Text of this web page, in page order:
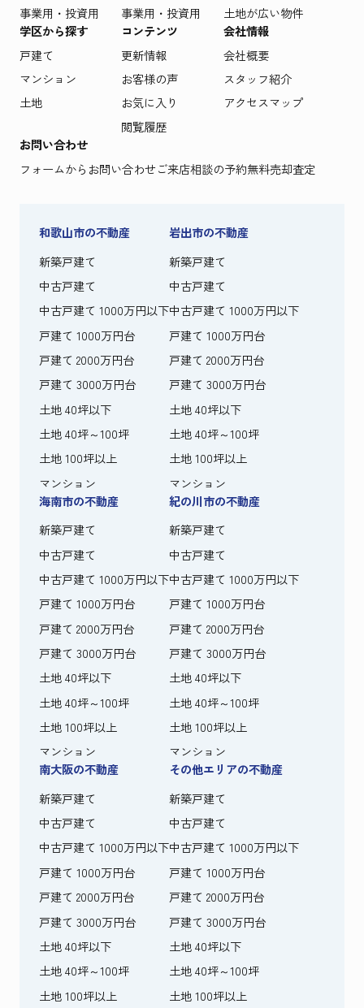
事業用・投資用
事業用・投資用
土地が広い物件
学区から探す
戸建て
マンション
土地
コンテンツ
更新情報
お客様の声
お気に入り
閲覧履歴
会社情報
会社概要
スタッフ紹介
アクセスマップ
お問い合わせ
フォームからお問い合わせご来店相談の予約無料売却査定
和歌山市の不動産
新築戸建て
中古戸建て
中古戸建て 1000万円以下
戸建て 1000万円台
戸建て 2000万円台
戸建て 3000万円台
土地 40坪以下
土地 40坪～100坪
土地 100坪以上
マンション
岩出市の不動産
新築戸建て
中古戸建て
中古戸建て 1000万円以下
戸建て 1000万円台
戸建て 2000万円台
戸建て 3000万円台
土地 40坪以下
土地 40坪～100坪
土地 100坪以上
マンション
海南市の不動産
新築戸建て
中古戸建て
中古戸建て 1000万円以下
戸建て 1000万円台
戸建て 2000万円台
戸建て 3000万円台
土地 40坪以下
土地 40坪～100坪
土地 100坪以上
マンション
紀の川市の不動産
新築戸建て
中古戸建て
中古戸建て 1000万円以下
戸建て 1000万円台
戸建て 2000万円台
戸建て 3000万円台
土地 40坪以下
土地 40坪～100坪
土地 100坪以上
マンション
南大阪の不動産
新築戸建て
中古戸建て
中古戸建て 1000万円以下
戸建て 1000万円台
戸建て 2000万円台
戸建て 3000万円台
土地 40坪以下
土地 40坪～100坪
土地 100坪以上
その他エリアの不動産
新築戸建て
中古戸建て
中古戸建て 1000万円以下
戸建て 1000万円台
戸建て 2000万円台
戸建て 3000万円台
土地 40坪以下
土地 40坪～100坪
土地 100坪以上